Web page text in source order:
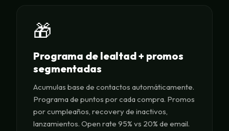
🎁
Programa de lealtad + promos
segmentadas
Acumulas base de contactos automáticamente.
Programa de puntos por cada compra. Promos
por cumpleaños, recovery de inactivos,
lanzamientos. Open rate 95% vs 20% de email.